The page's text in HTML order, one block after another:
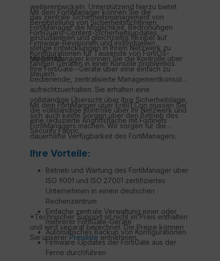
weiterentwickeln. Unterstützend hierzu bietet
das zentrale Sicherheitsmanagement von
FortiManager die Möglichkeit, Bedrohungen
einzudämmen und gleichzeitig flexibel auf
stetige Entwicklungen in Ihrem Netzwerk zu
reagieren.
Mit dem FortiManager können Sie die
Bereitstellung von Sicherheitsrichtlinien,
FortiGuard-Content-Sicherheitsupdates,
Firmware-Revisionen und individuellen
Konfigurationen für Tausende von FortiOS-
fähigen Geräten in einer Konsole problemlos
steuern.
Mit FortiManager können Sie die Kontrolle über
Ihre FortiGate--Geräte über eine einfach zu
bedienende, zentralisierte Managementkonsole
aufrechtzuerhalten. Sie erhalten eine
vollständige Übersicht über Ihre Sicherheitslage,
die vollständige Kontrolle über Ihr Netzwerk und
eine reduzierte Angriffsfläche mit Fortinets
Security Fabric.
Mit dem FortiManger über EnBITCon müssen Sie
sich auch keine Sorgen über den Betrieb des
FortiManagers machen. Wir sorgen für die
dauerhafte Verfügbarkeit des FortiManagers.
Ihre Vorteile:
Betrieb und Wartung des FortiManager über
ISO 9001 und ISO 27001 zertifiziertes
Unternehmen in einem deutschen
Rechenzentrum
Einfache zentrale Verwaltung einer oder
mehrerer FortiGate-Geräte
Automatisches Backup von Konfigurationen.
Firmware-Updates der FortiGate aus der
Ferne durchführen
*Technischer Support ist nicht im Preis enthalten
und wird separat berechnet. Die Preise können
Sie unsererPreislisteentnehmen.